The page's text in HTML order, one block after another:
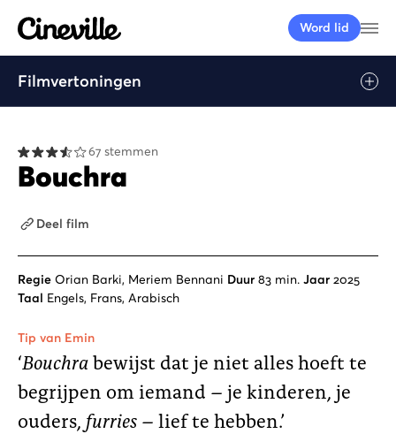
Cineville Logo
Word lid
Filmvertoningen
67 stemmen
Bouchra
Deel film
Regie Orian Barki, Meriem Bennani Duur 83 min. Jaar 2025
Taal Engels, Frans, Arabisch
Tip van Emin
‘Bouchrabewijst dat je niet alles hoeft te
begrijpen om iemand – je kinderen, je
ouders, furries – lief te hebben.’